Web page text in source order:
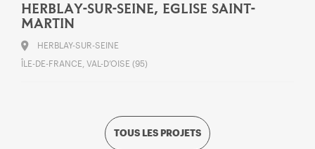
TOUS LES PROJETS
HERBLAY-SUR-SEINE, EGLISE SAINT-
MARTIN
HERBLAY-SUR-SEINE
ÎLE-DE-FRANCE, VAL-D’OISE (95)